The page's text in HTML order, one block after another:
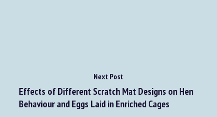
Next Post
Effects of Different Scratch Mat Designs on Hen
Behaviour and Eggs Laid in Enriched Cages